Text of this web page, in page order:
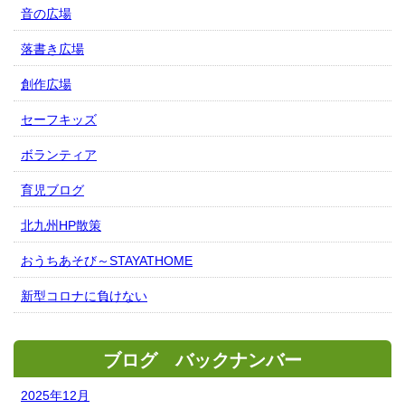
音の広場
落書き広場
創作広場
セーフキッズ
ボランティア
育児ブログ
北九州HP散策
おうちあそび～STAYATHOME
新型コロナに負けない
ブログ バックナンバー
2025年12月